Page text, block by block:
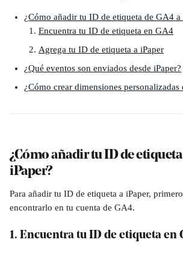
¿Cómo añadir tu ID de etiqueta de GA4 a
Encuentra tu ID de etiqueta en GA4
Agrega tu ID de etiqueta a iPaper
¿Qué eventos son enviados desde iPaper?
¿Cómo crear dimensiones personalizadas
¿Cómo añadir tu ID de etiqueta
iPaper?
Para añadir tu ID de etiqueta a iPaper,
encontrarlo en tu cuenta de GA4.
1. Encuentra tu ID de etiqueta en